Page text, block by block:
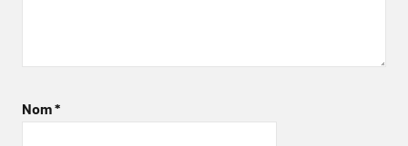
Nom*